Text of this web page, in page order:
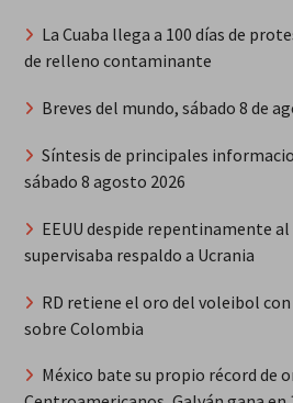
La Cuaba llega a 100 días de
de relleno contaminante
Breves del mundo, sábado 8 de
Síntesis de principales
sábado 8 agosto 2026
EEUU despide repentinamente
supervisaba respaldo a Ucrania
RD retiene el oro del voleibol
sobre Colombia
México bate su propio récord de